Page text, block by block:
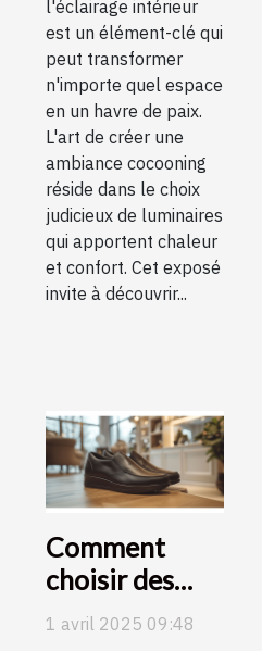
d'intérieur
l'éclairage intérieur
est un élément-clé qui
peut transformer
n'importe quel espace
en un havre de paix.
L'art de créer une
ambiance cocooning
réside dans le choix
judicieux de luminaires
qui apportent chaleur
et confort. Cet exposé
invite à découvrir...
Comment
choisir des
chaussures
1 avril 2025 09:48